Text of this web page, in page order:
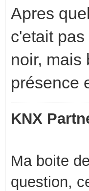
Apres
c'etait
noir, mais
présence
KNX
Ma boite
question,